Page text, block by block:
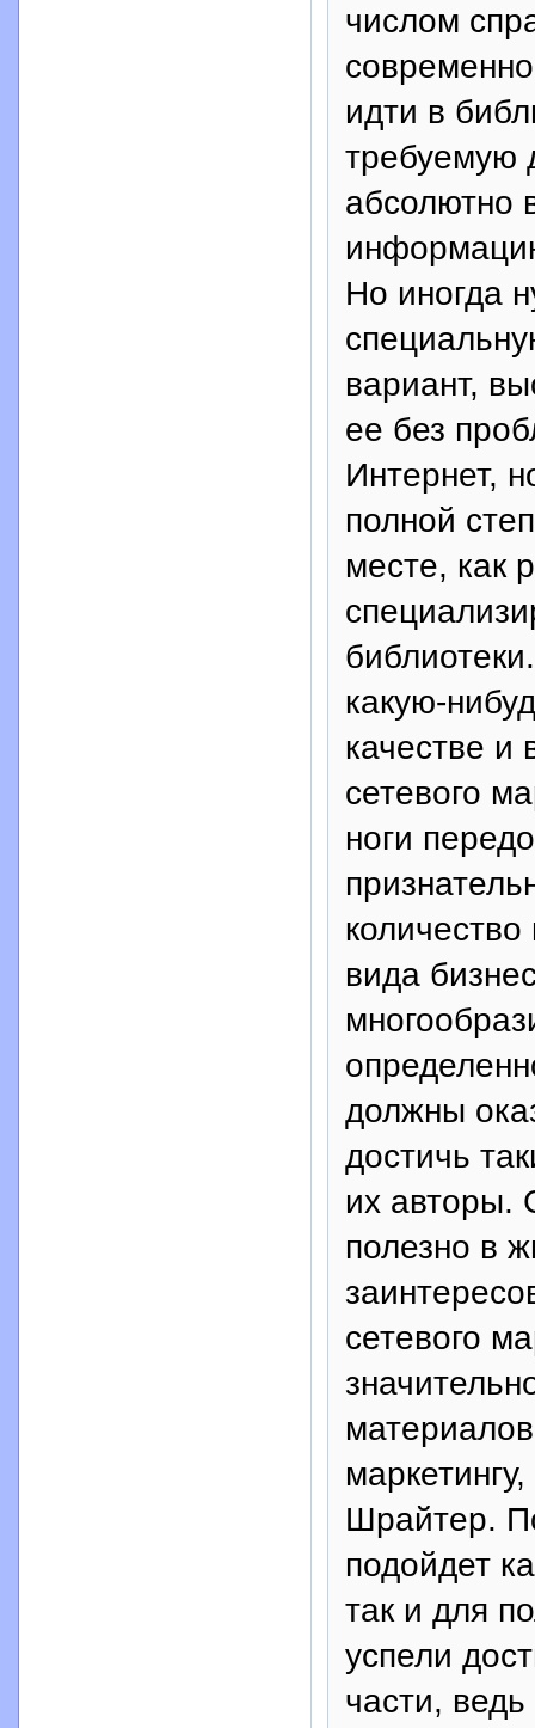
числом
идти в
требуемую
абсолютно
Но иногда
вариант,
ее без
Интернет,
полной
месте, как
какую-
качестве и
сетевого
ноги
вида
должны
достичь
их авторы.
полезно в
сетевого
Шрайтер.
подойдет
так и для
успели
части,